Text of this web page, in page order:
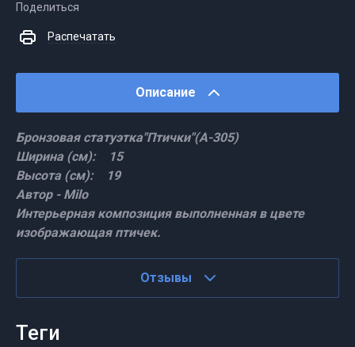
Поделиться
Распечатать
Описание
Бронзовая статуэтка"Птички"(А-305)
Ширина (см): 15
Высота (см): 19
Автор - Milo
Интерьерная композиция выполненная в цвете
изображающая птичек.
Отзывы
теги